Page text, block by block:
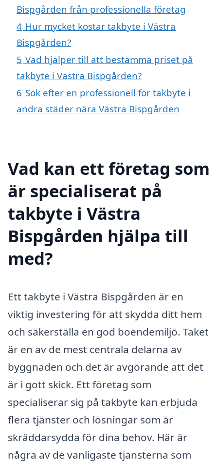
Bispgården från professionella företag
4 Hur mycket kostar takbyte i Västra
Bispgården?
5 Vad hjälper till att bestämma priset på
takbyte i Västra Bispgården?
6 Sök efter en professionell för takbyte i
andra städer nära Västra Bispgården
Vad kan ett företag som
är specialiserat på
takbyte i Västra
Bispgården hjälpa till
med?
Ett takbyte i Västra Bispgården är en
viktig investering för att skydda ditt hem
och säkerställa en god boendemiljö. Taket
är en av de mest centrala delarna av
byggnaden och det är avgörande att det
är i gott skick. Ett företag som
specialiserar sig på takbyte kan erbjuda
flera tjänster och lösningar som är
skräddarsydda för dina behov. Här är
några av de vanligaste tjänsterna som